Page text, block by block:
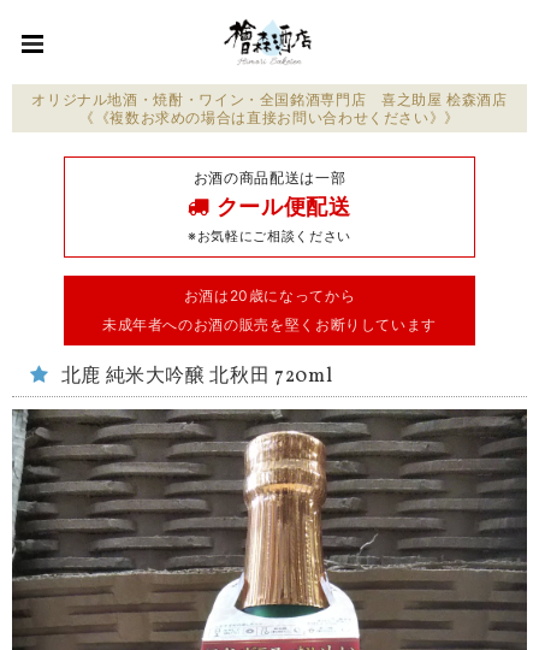
オリジナル地酒・焼酎・ワイン・全国銘酒専門店 喜之助屋 桧森酒店
《《複数お求めの場合は直接お問い合わせください》》
お酒の商品配送は一部
クール便配送
※お気軽にご相談ください
お酒は20歳になってから
未成年者へのお酒の販売を堅くお断りしています
北鹿 純米大吟醸 北秋田 720ml